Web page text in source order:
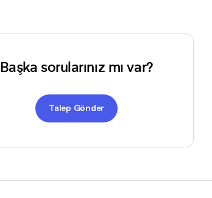
Başka sorularınız mı var?
Talep Gönder